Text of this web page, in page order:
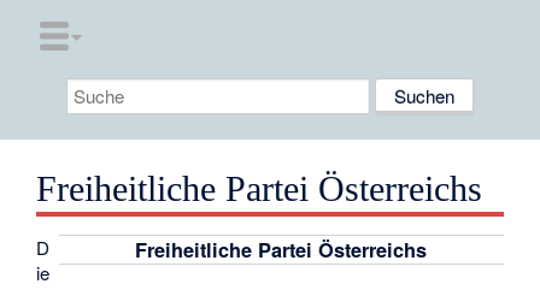
Freiheitliche Partei Österreichs
Freiheitliche Partei Österreichs
D
ie